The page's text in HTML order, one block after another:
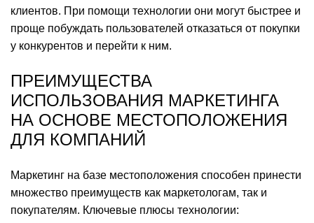
клиентов. При помощи технологии они могут быстрее и
проще побуждать пользователей отказаться от покупки
у конкурентов и перейти к ним.
ПРЕИМУЩЕСТВА
ИСПОЛЬЗОВАНИЯ МАРКЕТИНГА
НА ОСНОВЕ МЕСТОПОЛОЖЕНИЯ
ДЛЯ КОМПАНИЙ
Маркетинг на базе местоположения способен принести
множество преимуществ как маркетологам, так и
покупателям. Ключевые плюсы технологии: